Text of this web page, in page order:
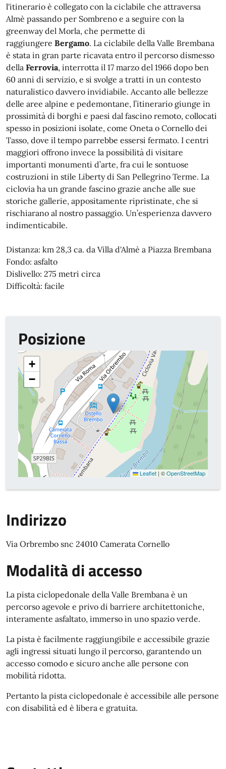
l'itinerario è collegato con la ciclabile che attraversa
Almè passando per Sombreno e a seguire con la
greenway del Morla, che permette di
raggiungere Bergamo. La ciclabile della Valle Brembana
è stata in gran parte ricavata entro il percorso dismesso
della Ferrovia, interrotta il 17 marzo del 1966 dopo ben
60 anni di servizio, e si svolge a tratti in un contesto
naturalistico davvero invidiabile. Accanto alle bellezze
delle aree alpine e pedemontane, l’itinerario giunge in
prossimità di borghi e paesi dal fascino remoto, collocati
spesso in posizioni isolate, come Oneta o Cornello dei
Tasso, dove il tempo parrebbe essersi fermato. I centri
maggiori offrono invece la possibilità di visitare
importanti monumenti d’arte, fra cui le sontuose
costruzioni in stile Liberty di San Pellegrino Terme. La
ciclovia ha un grande fascino grazie anche alle sue
storiche gallerie, appositamente ripristinate, che si
rischiarano al nostro passaggio. Un’esperienza davvero
indimenticabile.
Distanza: km 28,3 ca. da Villa d'Almè a Piazza Brembana
Fondo: asfalto
Dislivello: 275 metri circa
Difficoltà: facile
Posizione
+
−
Leaflet | ©OpenStreetMap
Indirizzo
Via Orbrembo snc 24010 Camerata Cornello
Modalità di accesso
La pista ciclopedonale della Valle Brembana è un
percorso agevole e privo di barriere architettoniche,
interamente asfaltato, immerso in uno spazio verde.
La pista è facilmente raggiungibile e accessibile grazie
agli ingressi situati lungo il percorso, garantendo un
accesso comodo e sicuro anche alle persone con
mobilità ridotta.
Pertanto la pista ciclopedonale è accessibile alle persone
con disabilità ed è libera e gratuita.